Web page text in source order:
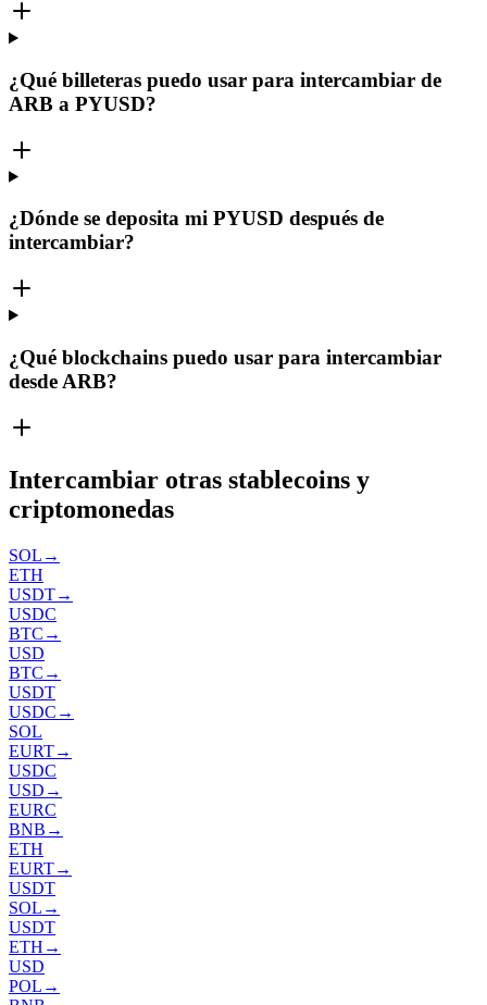
¿Qué billeteras puedo usar para intercambiar de
ARB a PYUSD?
¿Dónde se deposita mi PYUSD después de
intercambiar?
¿Qué blockchains puedo usar para intercambiar
desde ARB?
Intercambiar otras stablecoins y
criptomonedas
SOL →
ETH
USDT→
USDC
BTC →
USD
BTC →
USDT
USDC →
SOL
EURT→
USDC
USD →
EURC
BNB →
ETH
EURT→
USDT
SOL →
USDT
ETH →
USD
POL →